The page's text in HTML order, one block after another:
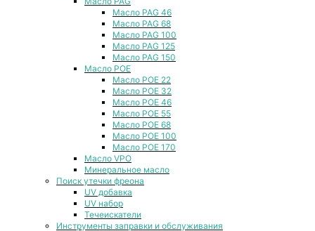
Масло PAG 46
Масло PAG 68
Масло PAG 100
Масло PAG 125
Масло PAG 150
Масло POE
Масло POE 22
Масло POE 32
Масло POE 46
Масло POE 55
Масло POE 68
Масло POE 100
Масло POE 170
Масло VPO
Минеральное масло
Поиск утечки фреона
UV добавка
UV набор
Течеискатели
Инструменты заправки и обслуживания